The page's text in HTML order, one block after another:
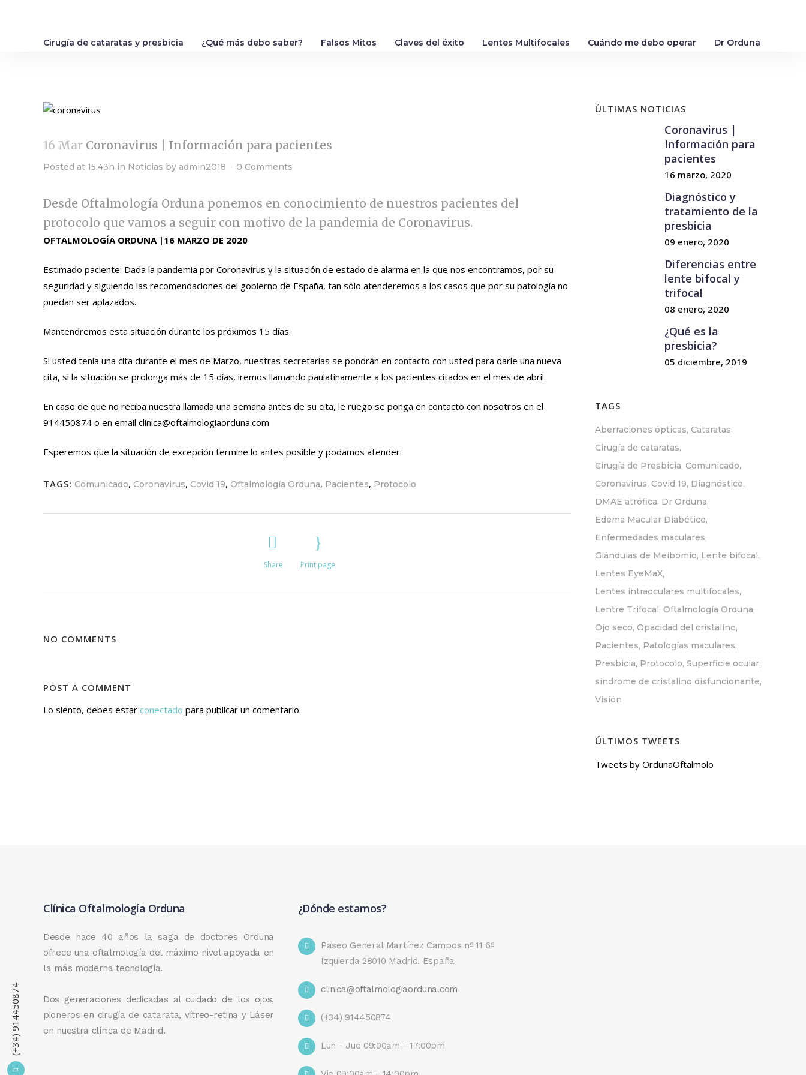
Cirugía de cataratas y presbicia ¿Qué más debo saber? Falsos Mitos Claves del éxito Lentes Multifocales Cuándo me debo operar Dr Orduna
(+34) 914450874
16 Mar Coronavirus | Información para pacientes
Posted at 15:43h in Noticias by admin2018 0 Comments
Desde Oftalmología Orduna ponemos en conocimiento de nuestros pacientes del
protocolo que vamos a seguir con motivo de la pandemia de Coronavirus.
OFTALMOLOGÍA ORDUNA |16 MARZO DE 2020
Estimado paciente: Dada la pandemia por Coronavirus y la situación de estado de alarma en la que nos encontramos, por su
seguridad y siguiendo las recomendaciones del gobierno de España, tan sólo atenderemos a los casos que por su patología no
puedan ser aplazados.
Mantendremos esta situación durante los próximos 15 días.
Si usted tenía una cita durante el mes de Marzo, nuestras secretarias se pondrán en contacto con usted para darle una nueva
cita, si la situación se prolonga más de 15 días, iremos llamando paulatinamente a los pacientes citados en el mes de abril.
En caso de que no reciba nuestra llamada una semana antes de su cita, le ruego se ponga en contacto con nosotros en el
914450874 o en email clinica@oftalmologiaorduna.com
Esperemos que la situación de excepción termine lo antes posible y podamos atender.
TAGS: Comunicado, Coronavirus, Covid 19, Oftalmología Orduna, Pacientes, Protocolo
Share Print page
NO COMMENTS
POST A COMMENT
Lo siento, debes estar conectado para publicar un comentario.
ÚLTIMAS NOTICIAS
Coronavirus |
Información para
pacientes
16 marzo, 2020
Diagnóstico y
tratamiento de la
presbicia
09 enero, 2020
Diferencias entre
lente bifocal y
trifocal
08 enero, 2020
¿Qué es la
presbicia?
05 diciembre, 2019
TAGS
Aberraciones ópticas Cataratas
Cirugía de cataratas
Cirugía de Presbicia Comunicado
Coronavirus Covid 19 Diagnóstico
DMAE atrófica Dr Orduna
Edema Macular Diabético
Enfermedades maculares
Glándulas de Meibomio Lente bifocal
Lentes EyeMaX
Lentes intraoculares multifocales
Lentre Trifocal Oftalmología Orduna
Ojo seco Opacidad del cristalino
Pacientes Patologías maculares
Presbicia Protocolo Superficie ocular
síndrome de cristalino disfuncionante
Visión
ÚLTIMOS TWEETS
Tweets by OrdunaOftalmolo
Clínica Oftalmología Orduna
Desde hace 40 años la saga de doctores Orduna
ofrece una oftalmología del máximo nivel apoyada en
la más moderna tecnología.
Dos generaciones dedicadas al cuidado de los ojos,
pioneros en cirugía de catarata, vítreo-retina y Láser
en nuestra clínica de Madrid.
¿Dónde estamos?
Paseo General Martínez Campos nº 11 6º
Izquierda 28010 Madrid. España
clinica@oftalmologiaorduna.com
(+34) 914450874
Lun - Jue 09:00am - 17:00pm